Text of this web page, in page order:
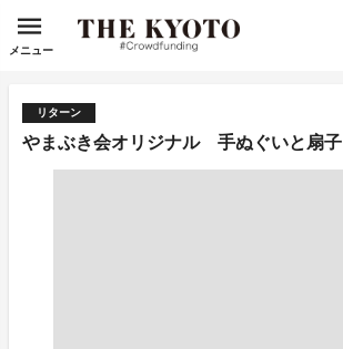
メニュー
リターン
やまぶき会オリジナル 手ぬぐいと扇子